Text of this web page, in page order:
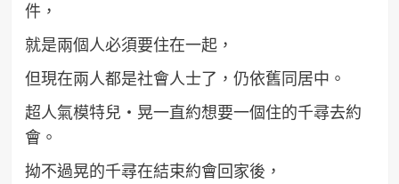
件，
就是兩個人必須要住在一起，
但現在兩人都是社會人士了，仍依舊同居中。
超人氣模特兒‧晃一直約想要一個住的千尋去約
會。
拗不過晃的千尋在結束約會回家後，